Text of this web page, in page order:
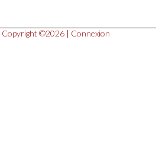
Copyright ©2026 | Connexion